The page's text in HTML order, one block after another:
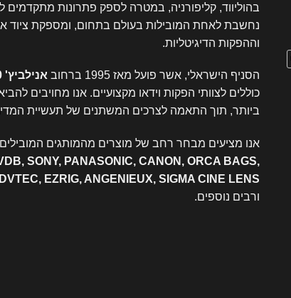
בהוליווד, קליפורניה, במטרה לספק פתרונות מתקדמים
נחשבת לאחת המובילות בעולם בתחום, ומספקת ציוד
וההפקות הדיגיטליות.
הסניף הישראלי, אשר פועל מאז 1995 ברחוב אנילביץ' 60, תל אביב
כוללים לצוותי הפקות וידאו מקצועיים. אנו מחויבים
ביותר, תוך התאמה לצרכים המשתנים של תעשיית
אנו מציעים מבחר רחב של מוצרים מהמותגים
SONY, PANASONIC, CANON, ORCA BAGS,
EZRIG, ANGENIEUX, SIGMA CINE LENS
ורבים נוספים.